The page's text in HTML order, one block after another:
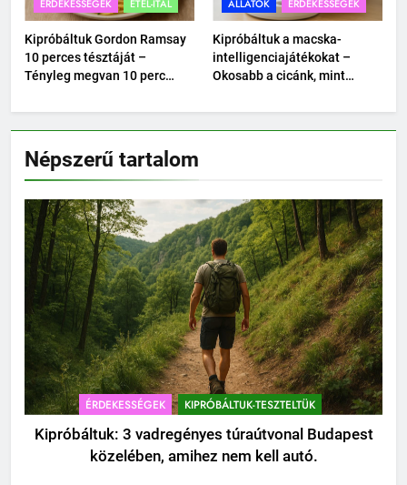
ÉRDEKESSÉGEK ÉTEL-ITAL
Kipróbáltuk Gordon Ramsay
10 perces tésztáját –
Tényleg megvan 10 perc
ÁLLATOK ÉRDEKESSÉGEK
Kipróbáltuk a macska-
intelligenciajátékokat –
Okosabb a cicánk, mint
Népszerű tartalom
ÉRDEKESSÉGEK KIPRÓBÁLTUK-TESZTELTÜK
Kipróbáltuk: 3 vadregényes túraútvonal Budapest
közelében, amihez nem kell autó.